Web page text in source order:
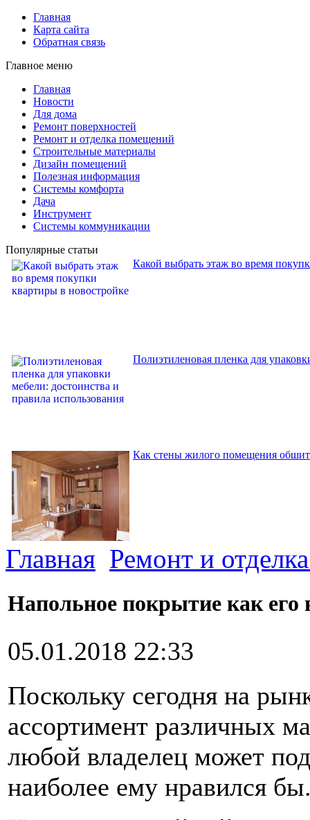
Главная
Карта сайта
Обратная связь
Главное меню
Главная
Новости
Для дома
Ремонт поверхностей
Ремонт и отделка помещений
Строительные материалы
Дизайн помещений
Полезная информация
Системы комфорта
Дача
Инструмент
Системы коммуникации
Популярные статьи
Какой выбрать этаж во время
Полиэтиленовая пленка для
Как стены жилого помещения
Главная Ремонт и
Напольное покрытие как его
05.01.2018 22:33
Поскольку сегодня на
ассортимент различных
любой владелец может
наиболее ему нравился